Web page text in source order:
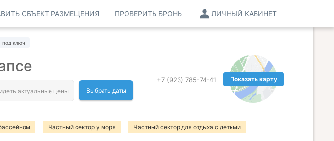
ЛИЧНЫЙ КАБИНЕТ
ПРОВЕРИТЬ БРОНЬ
ОБЪЕКТ РАЗМЕЩЕНИЯ
под ключ
Показать карту
+7 (923) 785-74-41
Выбрать даты
Частный сектор у моря Частный сектор для отдыха с детьми